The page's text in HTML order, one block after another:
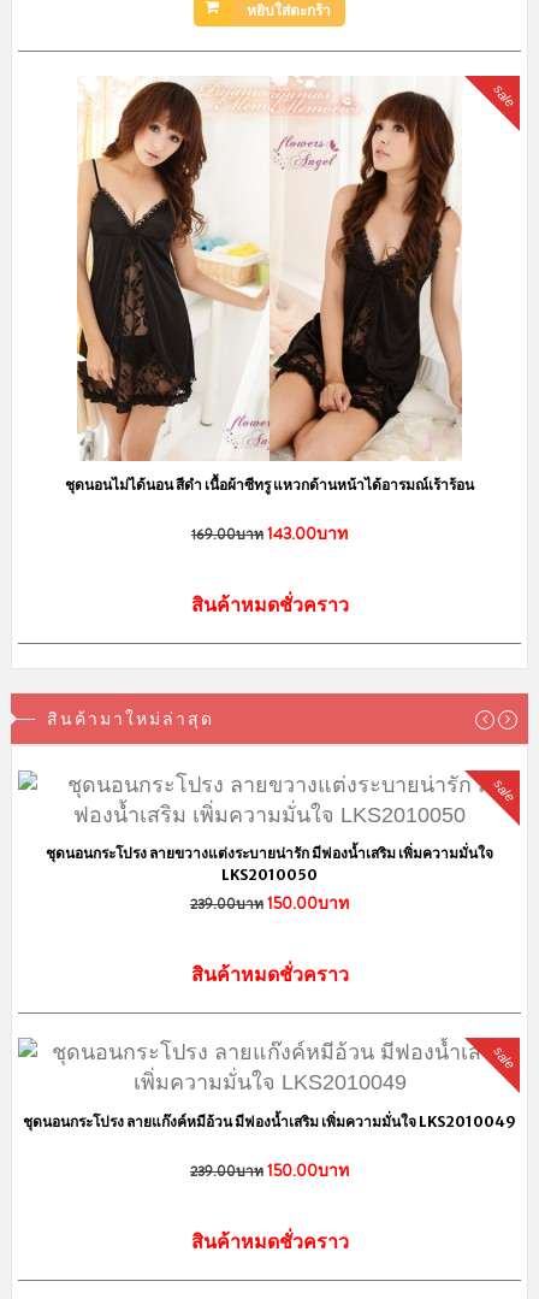
หยิบใส่ตะกร้า
sale
ชุดนอนไม่ได้นอน สีดำ เนื้อผ้าซีทรู แหวกด้านหน้าได้อารมณ์เร้าร้อน
169.00บาท143.00บาท
สินค้าหมดชั่วคราว
สินค้ามาใหม่ล่าสุด
sale
ชุดนอนกระโปรง ลายขวางแต่งระบายน่ารัก มีฟองน้ำเสริม เพิ่มความมั่นใจ
LKS2010050
239.00บาท150.00บาท
สินค้าหมดชั่วคราว
sale
ชุดนอนกระโปรง ลายแก๊งค์หมีอ้วน มีฟองน้ำเสริม เพิ่มความมั่นใจ LKS2010049
239.00บาท150.00บาท
สินค้าหมดชั่วคราว